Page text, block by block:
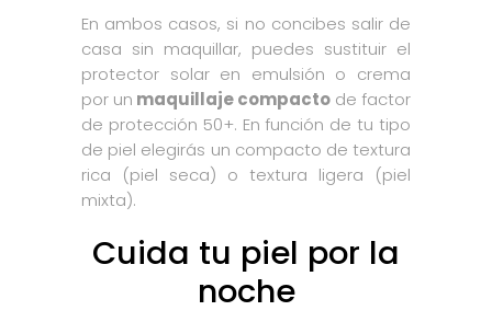
En ambos casos, si no concibes salir de
casa sin maquillar, puedes sustituir el
protector solar en emulsión o crema
por un maquillaje compacto de factor
de protección 50+. En función de tu tipo
de piel elegirás un compacto de textura
rica (piel seca) o textura ligera (piel
mixta).
Cuida tu piel por la
noche